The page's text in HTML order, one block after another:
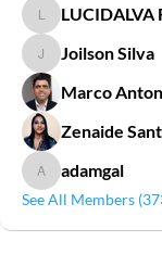
LUCIDALVA Ferreira
LUCIDALVA
Joilson Silva
Joilson Silva
Marco
Zenaide
adamgal
adamgal
See All Members